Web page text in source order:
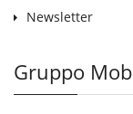
Newsletter
Gruppo